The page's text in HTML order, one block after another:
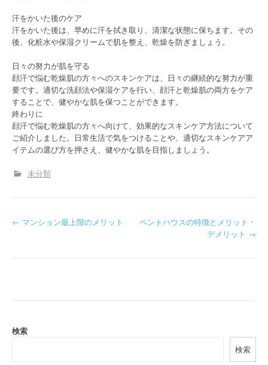
汗をかいた後のケア
汗をかいた後は、早めに汗を拭き取り、清潔な状態に保ちます。その
後、化粧水や保湿クリームで肌を整え、乾燥を防ぎましょう。
日々の努力が肌を守る
顔汗で悩む乾燥肌の方々へのスキンケアは、日々の継続的な努力が重
要です。適切な洗顔法や保湿ケアを行い、顔汗と乾燥肌の両方をケア
することで、健やかな肌を保つことができます。
終わりに
顔汗で悩む乾燥肌の方々へ向けて、効果的なスキンケア方法について
ご紹介しました。日常生活で気をつけることや、適切なスキンケアア
イテムの選び方を押さえ、健やかな肌を目指しましょう。
未分類
P
a
← マンション最上階のメリット
ペントハウスの特徴とメリット・
デメリット →
検索
検索